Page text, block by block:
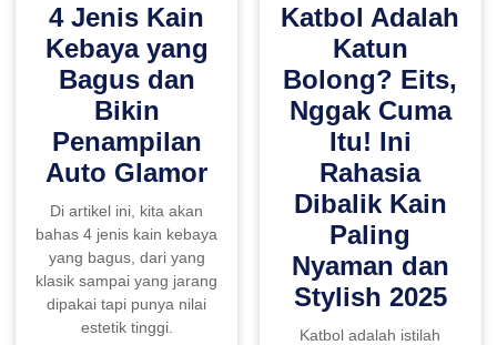
4 Jenis Kain
Kebaya yang
Bagus dan
Bikin
Penampilan
Auto Glamor
Di artikel ini, kita akan
bahas 4 jenis kain kebaya
yang bagus, dari yang
klasik sampai yang jarang
dipakai tapi punya nilai
estetik tinggi.
Katbol Adalah
Katun
Bolong? Eits,
Nggak Cuma
Itu! Ini
Rahasia
Dibalik Kain
Paling
Nyaman dan
Stylish 2025
Katbol adalah istilah